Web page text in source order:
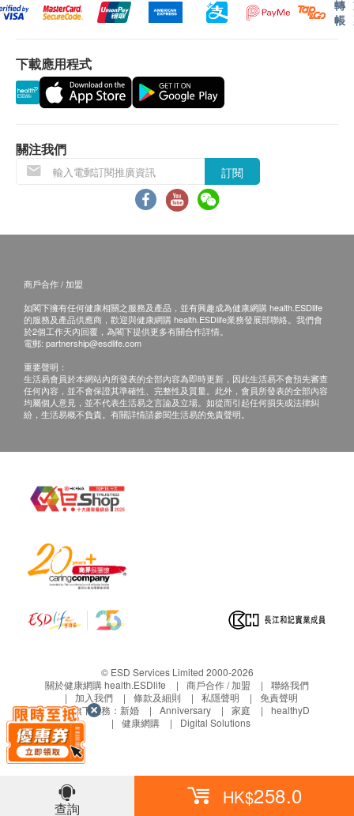
農曆新年送貨安排:
廿五)
新年期間，客人可照常下單購物，
定之訂單，將會於年假過後2月25日按下單時間先
不排除運送時間會因節日而有所影響。當八號烈風
訊號懸掛或黑色暴雨警告生效時，送貨服務時間將
受該訂單，並且會於送貨前透過電話或電郵通知顧
客再作安排。
退換條款：
當顧客收取已訂購之貨品時，有責任檢查貨品是否
有損毀情況，一經確認簽收，恕不接受退換。
退換產品必須包裝完整，如退換之產品有任何殘缺
如有其他損壞或遺漏查詢，顧客必須保留有效收據
運貿易(國際)有限公司 客戶服務部跟進。
電郵: Marketing@Hungwin.net
查詢
HK$258.0
轉
帳
下載應用程式
關注我們
訂閱
商戶合作 / 加盟
如閣下擁有任何健康相關之服務及產品，並有興趣成為健康網購 health.ESDlife
的服務及產品供應商，歡迎與健康網購 health.ESDlife業務發展部聯絡。我們會
於2個工作天內回覆，為閣下提供更多有關合作詳情。
電郵: partnership@esdlife.com
重要聲明：
生活易會員於本網站內所發表的全部內容為即時更新，因此生活易不會預先審查
任何內容，並不會保證其準確性、完整性及質量。此外，會員所發表的全部內容
均屬個人意見，並不代表生活易之言論及立場。如從而引起任何損失或法律糾
紛，生活易概不負責。有關詳情請參閱生活易的免責聲明。
© ESD Services Limited 2000-2026
關於健康網購 health.ESDlife
商戶合作 / 加盟
聯絡我們
加入我們
條款及細則 私隱聲明
免責聲明
生活易旗下業務： 新婚 Anniversary 家庭
healthyD
健康網購
Digital Solutions